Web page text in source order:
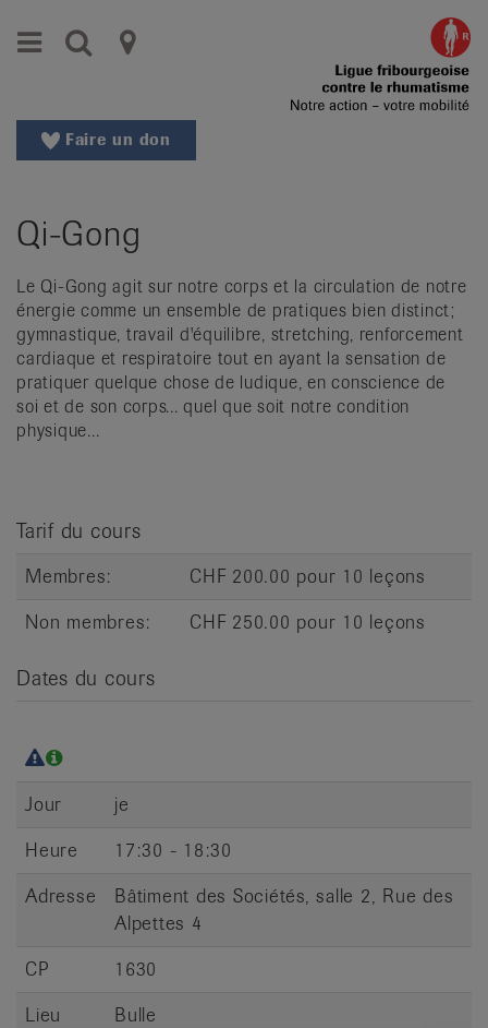
vers
au
Aller
Changer
région
Changer
de
langue:
de
Faire un don
Qi-Gong
Le Qi-Gong agit sur notre corps et la circulation de notre
énergie comme un ensemble de pratiques bien distinct;
gymnastique, travail d'équilibre, stretching, renforcement
cardiaque et respiratoire tout en ayant la sensation de
pratiquer quelque chose de ludique, en conscience de
soi et de son corps... quel que soit notre condition
physique...
Tarif du cours
Membres:
CHF 200.00 pour 10 leçons
Non membres:
CHF 250.00 pour 10 leçons
Dates du cours
Jour
je
Heure
17:30 - 18:30
Adresse
Bâtiment des Sociétés, salle 2, Rue des
Alpettes 4
CP
1630
Lieu
Bulle
Menu Recherche
Ligues
contre
le
|
Organisations
nationales
de
patients